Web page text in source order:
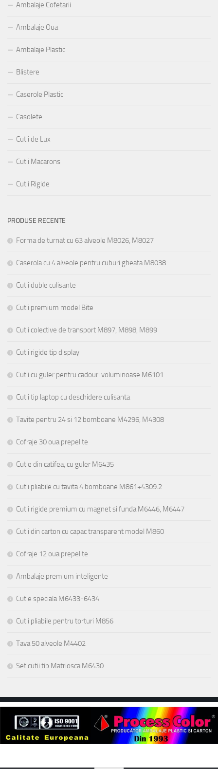
Ambalaje Cofetarii
Ambalaje Oua
Ambalaje Plastic
Blistere
Caserole Plastic
Casolete
Cutii de Lux
Cutii Macarons
Cutii Rigide
PRODUSE RECENTE
Forma de turnat cu 63 alveole M8026, M8027
Caserola cu 4 alveole pentru cuburi gheata M8038
Cutii duble culisante
Cutii premium model Bite
Cutii colective de transport M897, M898, M899
Cutii rigide tip display
Cutii cu guler pentru cadouri voluminoase M6101
Cutii tip laptop cu deschidere culisanta
Tavite pentru 24 si 12 bomboane M4296, M4308
Cofraje 30 oua prepelite
Cutie din catifea, cu guler M6435
Cutii pliabile cu tavita 4 bomboane M861+4309.2
Cutii rigide premium cu magnet si funda M6446, M6447
Cutii din carton cu capac transparent model M860
Cofraje 12 oua prepelite
Ambalaje premium inteligente
Cutie speciala M6433-6434
Cutii pliabile pentru torturi M856
Tava 50 alveole M4402
Set cutii tip Matriosca M6430